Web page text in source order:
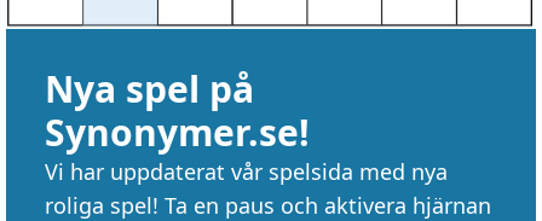
Nya spel på
Synonymer.se!
Vi har uppdaterat vår spelsida med nya
roliga spel! Ta en paus och aktivera hjärnan